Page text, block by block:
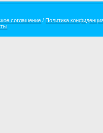
соглашение / Политика